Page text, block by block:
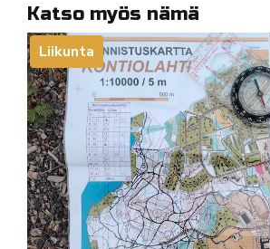
Katso myös nämä
Liikunta